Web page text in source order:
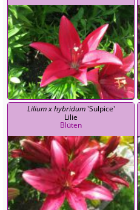
Lilium x hybridum'Sulpice'
Lilie
Blüten